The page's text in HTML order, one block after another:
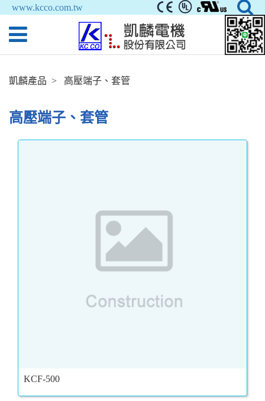
www.kcco.com.tw
凱麟產品 高壓端子、套管
高壓端子、套管
KCF-500